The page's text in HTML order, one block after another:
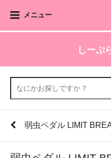
メニュー
しーぷ
弱虫ペダル LIMIT